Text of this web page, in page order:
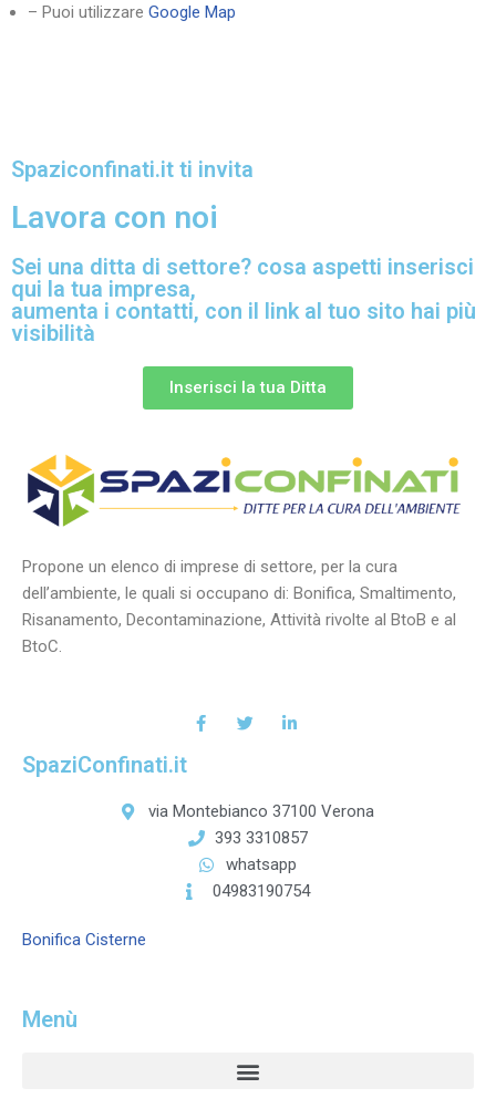
– Puoi utilizzare Google Map
Spaziconfinati.it ti invita
Lavora con noi
Sei una ditta di settore? cosa aspetti inserisci
qui la tua impresa,
aumenta i contatti, con il link al tuo sito hai più
visibilità
Inserisci la tua Ditta
Propone un elenco di imprese di settore, per la cura
dell’ambiente, le quali si occupano di: Bonifica, Smaltimento,
Risanamento, Decontaminazione, Attività rivolte al BtoB e al
BtoC.
SpaziConfinati.it
via Montebianco 37100 Verona
393 3310857
whatsapp
04983190754
Bonifica Cisterne
Menù